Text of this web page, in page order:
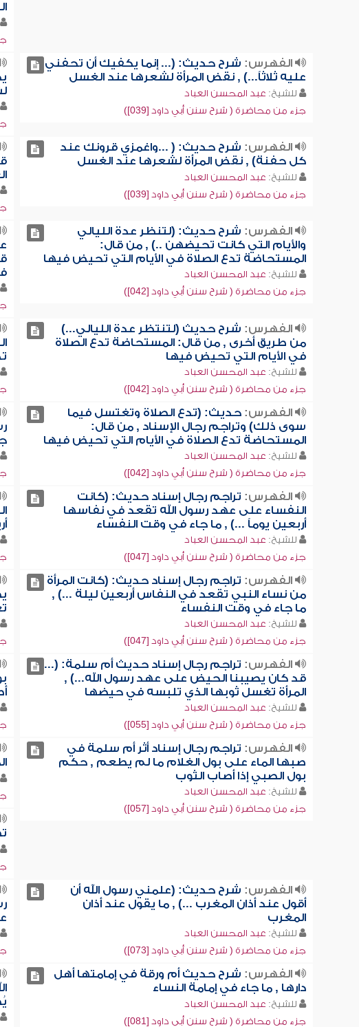
الفهرس: شرح حديث: (... إنما يكفيك أن تحفني
عليه ثلاثاً...) , نقض المرأة لشعرها عند الغسل
للشيخ: عبد المحسن العباد
جزء من محاضرة ( شرح سنن أبي داود [039])
الفهرس: شرح حديث: ( ...واغمزي قرونك عند
كل حفنة) , نقض المرأة لشعرها عند الغسل
للشيخ: عبد المحسن العباد
جزء من محاضرة ( شرح سنن أبي داود [039])
الفهرس: شرح حديث: (لتنظر عدة الليالي
والأيام التي كانت تحيضهن ..) , من قال:
المستحاضة تدع الصلاة في الأيام التي تحيض فيها
للشيخ: عبد المحسن العباد
جزء من محاضرة ( شرح سنن أبي داود [042])
الفهرس: شرح حديث (لتنتظر عدة الليالي...)
من طريق أخرى , من قال: المستحاضة تدع الصلاة
في الأيام التي تحيض فيها
للشيخ: عبد المحسن العباد
جزء من محاضرة ( شرح سنن أبي داود [042])
الفهرس:حديث: (تدع الصلاة وتغتسل فيما
سوى ذلك) وتراجم رجال الإسناد , من قال:
المستحاضة تدع الصلاة في الأيام التي تحيض فيها
للشيخ: عبد المحسن العباد
جزء من محاضرة ( شرح سنن أبي داود [042])
الفهرس: تراجم رجال إسناد حديث: (كانت
النفساء على عهد رسول الله تقعد في نفاسها
أربعين يوماً ...) , ما جاء في وقت النفساء
للشيخ: عبد المحسن العباد
جزء من محاضرة ( شرح سنن أبي داود [047])
الفهرس: تراجم رجال إسناد حديث: (كانت المرأة
من نساء النبي تقعد في النفاس أربعين ليلة ...) ,
ما جاء في وقت النفساء
للشيخ: عبد المحسن العباد
جزء من محاضرة ( شرح سنن أبي داود [047])
الفهرس: تراجم رجال إسناد حديث أم سلمة: (...
قد كان يصيبنا الحيض على عهد رسول الله...) ,
المرأة تغسل ثوبها الذي تلبسه في حيضها
للشيخ: عبد المحسن العباد
جزء من محاضرة ( شرح سنن أبي داود [055])
الفهرس: تراجم رجال إسناد أثر أم سلمة في
صبها الماء على بول الغلام ما لم يطعم , حكم
بول الصبي إذا أصاب الثوب
للشيخ: عبد المحسن العباد
جزء من محاضرة ( شرح سنن أبي داود [057])
الفهرس: شرح حديث: (علمني رسول الله أن
أقول عند أذان المغرب ...) , ما يقول عند أذان
المغرب
للشيخ: عبد المحسن العباد
جزء من محاضرة ( شرح سنن أبي داود [073])
الفهرس: شرح حديث أم ورقة في إمامتها أهل
دارها , ما جاء في إمامة النساء
للشيخ: عبد المحسن العباد
جزء من محاضرة ( شرح سنن أبي داود [081])